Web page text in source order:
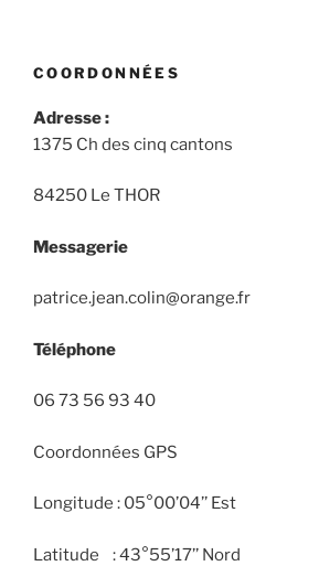
COORDONNÉES
Adresse :
1375 Ch des cinq cantons
84250 Le THOR
Messagerie
patrice.jean.colin@orange.fr
Téléphone
06 73 56 93 40
Coordonnées GPS
Longitude : 05°00’04’’ Est
Latitude : 43°55’17’’ Nord